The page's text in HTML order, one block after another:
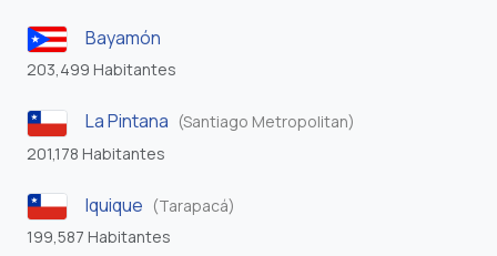
Bayamón
203,499 Habitantes
La Pintana (Santiago Metropolitan)
201,178 Habitantes
Iquique (Tarapacá)
199,587 Habitantes